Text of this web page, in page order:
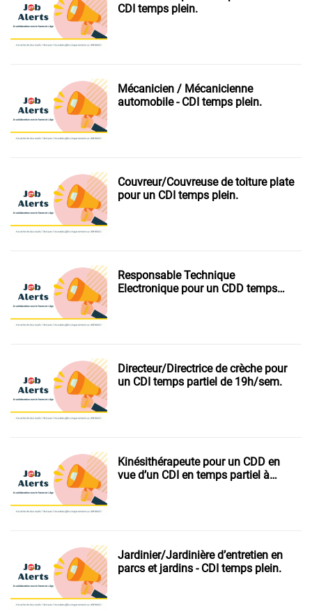
CDI temps plein.
Mécanicien / Mécanicienne
automobile - CDI temps plein.
Couvreur/Couvreuse de toiture plate
pour un CDI temps plein.
Responsable Technique
Electronique pour un CDD temps
Directeur/Directrice de crèche pour
un CDI temps partiel de 19h/sem.
Kinésithérapeute pour un CDD en
vue d’un CDI en temps partiel à
Jardinier/Jardinière d’entretien en
parcs et jardins - CDI temps plein.